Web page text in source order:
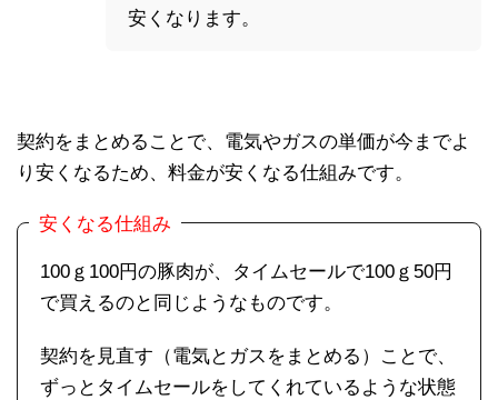
安くなります。
契約をまとめることで、電気やガスの単価が今までよ
り安くなるため、料金が安くなる仕組みです。
安くなる仕組み
100ｇ100円の豚肉が、タイムセールで100ｇ50円
で買えるのと同じようなものです。
契約を見直す（電気とガスをまとめる）ことで、
ずっとタイムセールをしてくれているような状態